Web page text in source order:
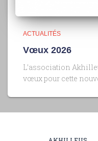
ACTUALITÉS
Vœux 2026
L’association
vœux pour cette